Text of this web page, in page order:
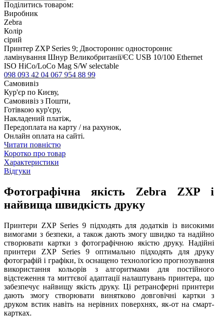
Поділитись товаром:
Виробник
Zebra
Колір
сірий
Принтер ZXP Series 9; Двостороннє одностороннє
ламінування Шнур Великобританії/ЄС USB 10/100 Ethernet
ISO HiCo/LoCo Mag S/W selectable
098 093 42 04 067 954 88 99
Самовивіз
Кур'єр по Києву,
Самовивіз з Пошти,
Готівкою кур'єру,
Накладений платіж,
Передоплата на карту / на рахунок,
Онлайн оплата на сайті.
Читати повністю
Коротко про товар
Характеристики
Відгуки
Фотографічна якість Zebra ZXP і
найвища швидкість друку
Принтери ZXP Series 9 підходять для додатків із високими
вимогами з безпеки, а також дають змогу швидко та надійно
створювати картки з фотографічною якістю друку. Надійні
принтери ZXP Series 9 оптимально підходять для друку
фотографій і графіки, їх оснащено технологією прогнозування
використання кольорів з алгоритмами для постійного
відстеження та миттєвої адаптації налаштувань принтера, що
забезпечує найвищу якість друку. Ці ретрансферні принтери
дають змогу створювати винятково довговічні картки з
друком встик навіть на нерівних поверхнях, як-от на смарт-
картках.